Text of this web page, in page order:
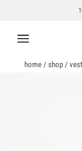
home / shop /